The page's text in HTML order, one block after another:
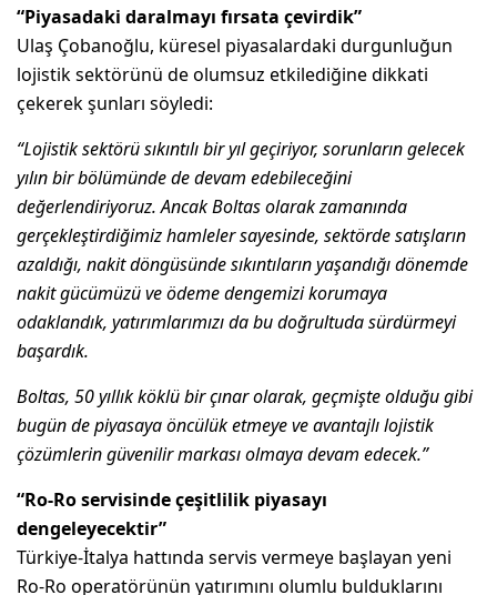
“Piyasadaki daralmayı fırsata çevirdik”
Ulaş Çobanoğlu, küresel piyasalardaki durgunluğun
lojistik sektörünü de olumsuz etkilediğine dikkati
çekerek şunları söyledi:
“Lojistik sektörü sıkıntılı bir yıl geçiriyor, sorunların gelecek
yılın bir bölümünde de devam edebileceğini
değerlendiriyoruz. Ancak Boltas olarak zamanında
gerçekleştirdiğimiz hamleler sayesinde, sektörde satışların
azaldığı, nakit döngüsünde sıkıntıların yaşandığı dönemde
nakit gücümüzü ve ödeme dengemizi korumaya
odaklandık, yatırımlarımızı da bu doğrultuda sürdürmeyi
başardık.
Boltas, 50 yıllık köklü bir çınar olarak, geçmişte olduğu gibi
bugün de piyasaya öncülük etmeye ve avantajlı lojistik
çözümlerin güvenilir markası olmaya devam edecek.”
“Ro-Ro servisinde çeşitlilik piyasayı
dengeleyecektir”
Türkiye-İtalya hattında servis vermeye başlayan yeni
Ro-Ro operatörünün yatırımını olumlu bulduklarını